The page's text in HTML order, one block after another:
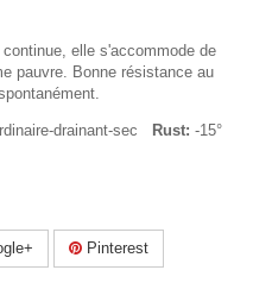
elle s'accommode de
pauvre. Bonne résistance au
drainant-sec Rust: -15°
Pinterest